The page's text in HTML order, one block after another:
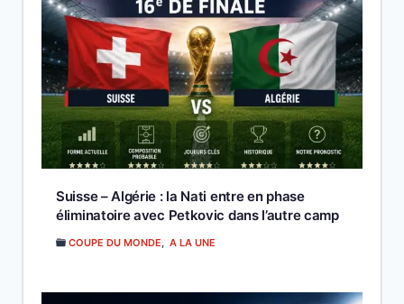
Suisse – Algérie : la Nati entre en phase
éliminatoire avec Petkovic dans l’autre camp
COUPE DU MONDE, A LA UNE